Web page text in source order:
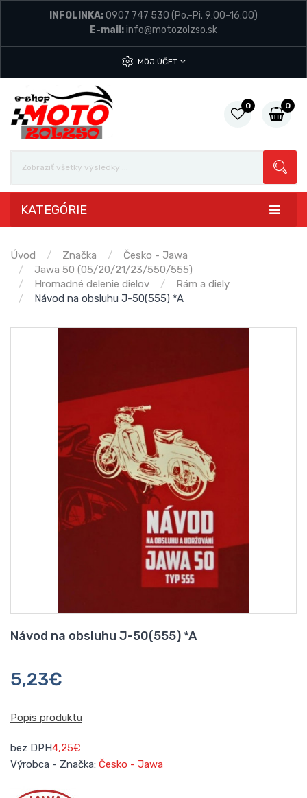
INFOLINKA:0907 747 530 (Po.-Pi. 9:00-16:00)
E-mail:info@motozolzso.sk
MÔJ ÚČET
0 0
KATEGÓRIE
Úvod Značka
Česko - Jawa
Jawa 50 (05/20/21/23/550/555)
Hromadné delenie dielov
Rám a diely
Návod na obsluhu J-50(555) *A
Návod na obsluhu J-50(555) *A
5,23€
Popis produktu
bez DPH4,25€
Výrobca - Značka: Česko - Jawa